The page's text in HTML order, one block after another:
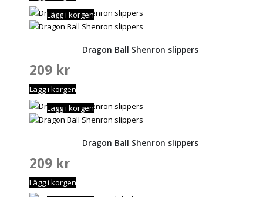
Lägg i korgen
Dragon Ball Shenron slippers
209 kr
Lägg i korgen
Lägg i korgen
Dragon Ball Shenron slippers
209 kr
Lägg i korgen